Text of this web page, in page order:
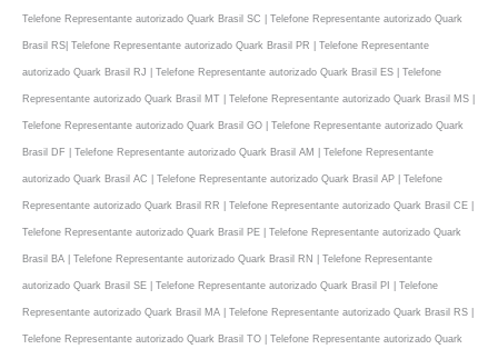
Telefone Representante autorizado Quark Brasil SC | Telefone Representante autorizado Quark
Brasil RS| Telefone Representante autorizado Quark Brasil PR | Telefone Representante
autorizado Quark Brasil RJ | Telefone Representante autorizado Quark Brasil ES | Telefone
Representante autorizado Quark Brasil MT | Telefone Representante autorizado Quark Brasil MS |
Telefone Representante autorizado Quark Brasil GO | Telefone Representante autorizado Quark
Brasil DF | Telefone Representante autorizado Quark Brasil AM | Telefone Representante
autorizado Quark Brasil AC | Telefone Representante autorizado Quark Brasil AP | Telefone
Representante autorizado Quark Brasil RR | Telefone Representante autorizado Quark Brasil CE |
Telefone Representante autorizado Quark Brasil PE | Telefone Representante autorizado Quark
Brasil BA | Telefone Representante autorizado Quark Brasil RN | Telefone Representante
autorizado Quark Brasil SE | Telefone Representante autorizado Quark Brasil PI | Telefone
Representante autorizado Quark Brasil MA | Telefone Representante autorizado Quark Brasil RS |
Telefone Representante autorizado Quark Brasil TO | Telefone Representante autorizado Quark